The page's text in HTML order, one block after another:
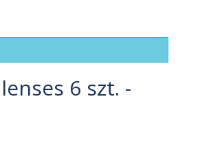
6 szt. -